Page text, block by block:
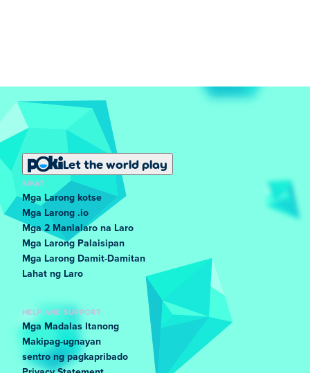
Let the world play
SIKAT
Mga Larong kotse
Mga Larong .io
Mga 2 Manlalaro na Laro
Mga Larong Palaisipan
Mga Larong Damit-Damitan
Lahat ng Laro
HELP AND SUPPORT
Mga Madalas Itanong
Makipag-ugnayan
sentro ng pagkapribado